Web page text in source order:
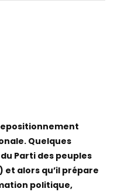
Quelques
Parti des peuples
et alors qu’il prépare
politique,